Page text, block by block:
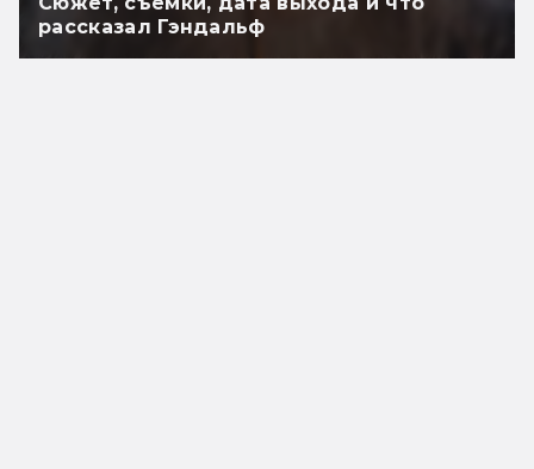
рассказал Гэндальф